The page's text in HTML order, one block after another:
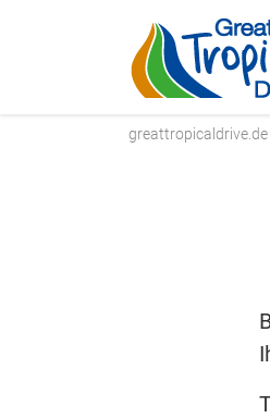
greattropicaldrive.de